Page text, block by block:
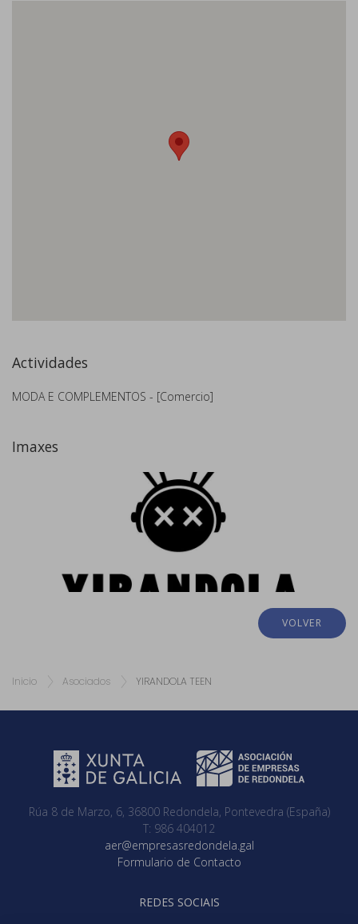
Actividades
MODA E COMPLEMENTOS - [Comercio]
Imaxes
VOLVER
Inicio Asociados YIRANDOLA TEEN
Rúa 8 de Marzo, 6, 36800 Redondela, Pontevedra (España)
T: 986 404012
aer@empresasredondela.gal
Formulario de Contacto
REDES SOCIAIS